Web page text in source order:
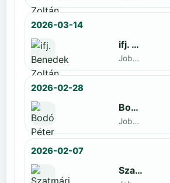
2026-03-14
ifj. Benedek Zoltán
Jobbak · döntős: id. Benedek Zoltán
2026-02-28
Bodó Péter
Jobbak · döntős: Kocsó Sándor
2026-02-07
Szatmári István